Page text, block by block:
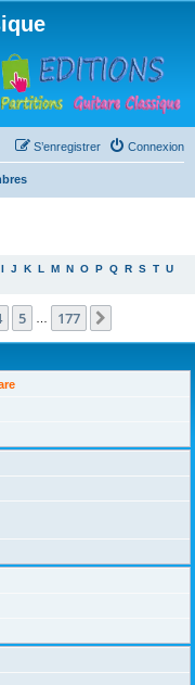
Connexion
S’enregistrer
I J K L M N O P Q R S T U
5 177